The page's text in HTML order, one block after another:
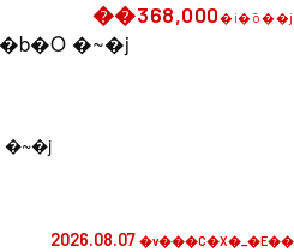
��368,000�i�ō��j
�~�j
2026.08.07 �v���C�X�_�E��